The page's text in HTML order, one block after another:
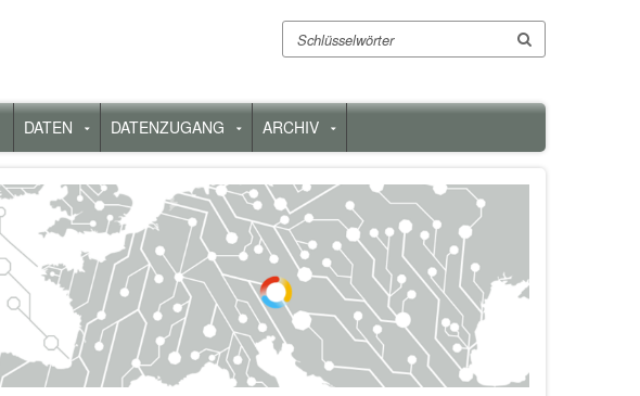
Suche
DATEN
Untermenü
„Daten“
DATENZUGANG
Untermenü
„Datenzugang“
ARCHIV
„Archiv“